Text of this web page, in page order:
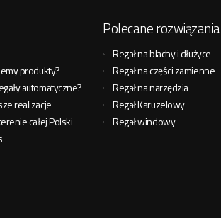
produkty?
automatyczne?
realizacje
całej Polski
Polecane rozwiązania
Regał na blachy i dłużyce
Regał na części zamienne
Regał na narzędzia
Regał Karuzelowy
Regał windowy